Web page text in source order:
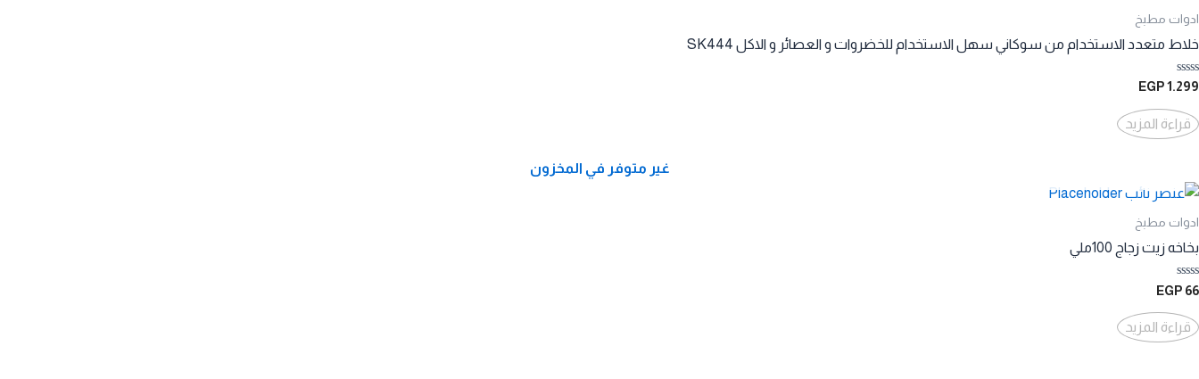
ادوات مطبخ
خلاط متعدد الاستخدام من سوكاني سهل الاستخدام للخضروات و العصائر و الاكل SK444
تم
من
5
1.299
EGP
قراءة المزيد
غير متوفر في المخزون
ادوات مطبخ
بخاخه زيت زجاج 100ملي
تم
من
5
66
EGP
قراءة المزيد